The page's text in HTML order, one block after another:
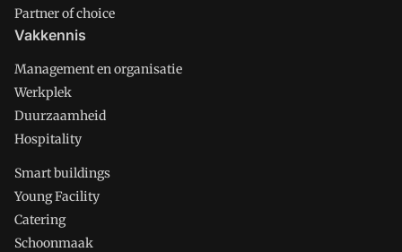
Partner of choice
Vakkennis
Management en organisatie
Werkplek
Duurzaamheid
Hospitality
Smart buildings
Young Facility
Catering
Schoonmaak